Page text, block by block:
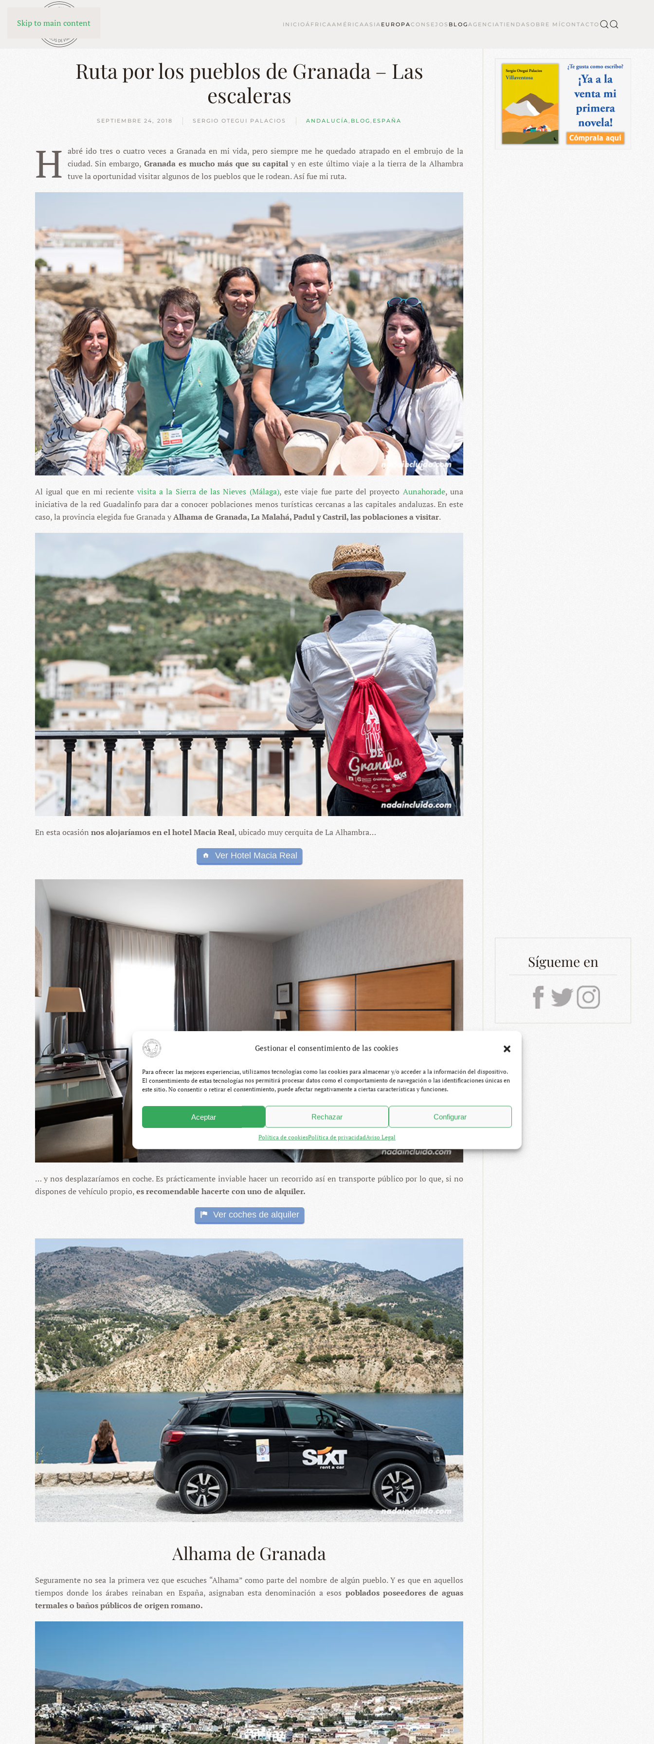
Gestionar el consentimiento de las cookies
Para ofrecer las mejores experiencias, utilizamos tecnologías como las cookies para almacenar y/o acceder a la información del dispositivo.
El consentimiento de estas tecnologías nos permitirá procesar datos como el comportamiento de navegación o las identificaciones únicas en
este sitio. No consentir o retirar el consentimiento, puede afectar negativamente a ciertas características y funciones.
Aceptar Rechazar Configurar
Política de cookiesPolítica de privacidadAviso Legal
Skip to main content INICIOÁFRICAAMÉRICAASIA EUROPACONSEJOS BLOGAGENCIATIENDASOBRE MÍCONTACTO
Ruta por los pueblos de Granada – Las
escaleras
SEPTIEMBRE 24, 2018 SERGIO OTEGUI PALACIOS ANDALUCÍA, BLOG, ESPAÑA
H abré ido tres o cuatro veces a Granada en mi vida, pero siempre me he quedado atrapado en el embrujo de la
ciudad. Sin embargo,Granada es mucho más que su capital y en este último viaje a la tierra de la Alhambra
tuve la oportunidad visitar algunos de los pueblos que le rodean. Así fue mi ruta.
Al igual que en mi reciente visita a la Sierra de las Nieves (Málaga), este viaje fue parte del proyecto Aunahorade, una
iniciativa de la red Guadalinfo para dar a conocer poblaciones menos turísticas cercanas a las capitales andaluzas. En este
caso, la provincia elegida fue Granada yAlhama de Granada, La Malahá, Padul y Castril, las poblaciones a visitar.
En esta ocasión nos alojaríamos en el hotel Macia Real, ubicado muy cerquita de La Alhambra…
Ver Hotel Macia Real
… y nos desplazaríamos en coche. Es prácticamente inviable hacer un recorrido así en transporte público por lo que, si no
dispones de vehículo propio,es recomendable hacerte con uno de alquiler.
Ver coches de alquiler
Alhama de Granada
Seguramente no sea la primera vez que escuches “Alhama” como parte del nombre de algún pueblo. Y es que en aquellos
tiempos donde los árabes reinaban en España, asignaban esta denominación a esos poblados poseedores de aguas
termales o baños públicos de origen romano.
Sígueme en